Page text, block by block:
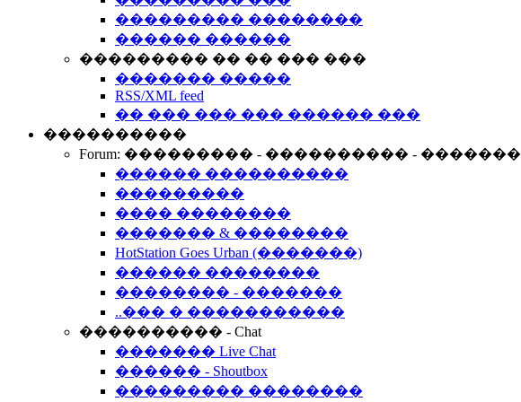
��������� ��������
������ ������
��������� �� �� ��� ���
������� �����
RSS/XML feed
�� ��� ��� ��� ������ ���
����������
Forum: ��������� - ���������� - �������
������ ����������
���������
���� ��������
������� & ��������
HotStation Goes Urban (�������)
������ ��������
�������� - �������
..��� � �����������
���������� - Chat
������� Live Chat
������ - Shoutbox
��������� ��������